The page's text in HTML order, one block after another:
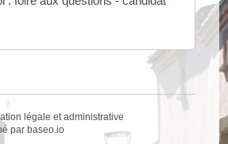
légale et administrative
par baseo.io